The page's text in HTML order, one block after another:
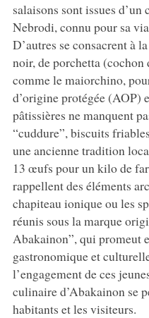
salaisons sont issues
Nebrodi, connu pour sa
D’autres se consacrent à
noir, de porchetta
comme le maiorchino,
d’origine protégée (AOP)
pâtissières ne manquent
“cuddure”, biscuits
une ancienne tradition
13 œufs pour un kilo de
rappellent des éléments
chapiteau ionique ou les
réunis sous la marque
Abakainon”, qui promeut
gastronomique et
l’engagement de ces
culinaire d’Abakainon se
habitants et les visiteurs.